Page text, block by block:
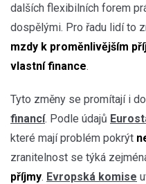
dalších flexibilních forem
dospělými. Pro řadu lidí to
mzdy k proměnlivějším
vlastní finance.
Tyto změny se promítají i
financí. Podle údajů
které mají problém pokrýt
zranitelnost se týká
příjmy. Evropská komise